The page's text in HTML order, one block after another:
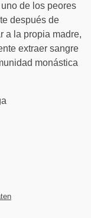
de los peores
después de
a la propia madre,
extraer sangre
monástica